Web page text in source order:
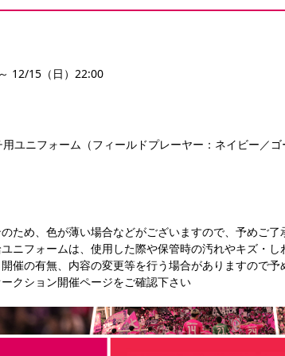
12/15（日）22:00
用ユニフォーム（フィールドプレーヤー：ネイビー／
ため、色が薄い場合などがございますので、予めご了
ニフォームは、使用した際や保管時の汚れやキズ・し
催の有無、内容の変更等を行う場合がありますので予
クション開催ページをご確認下さい